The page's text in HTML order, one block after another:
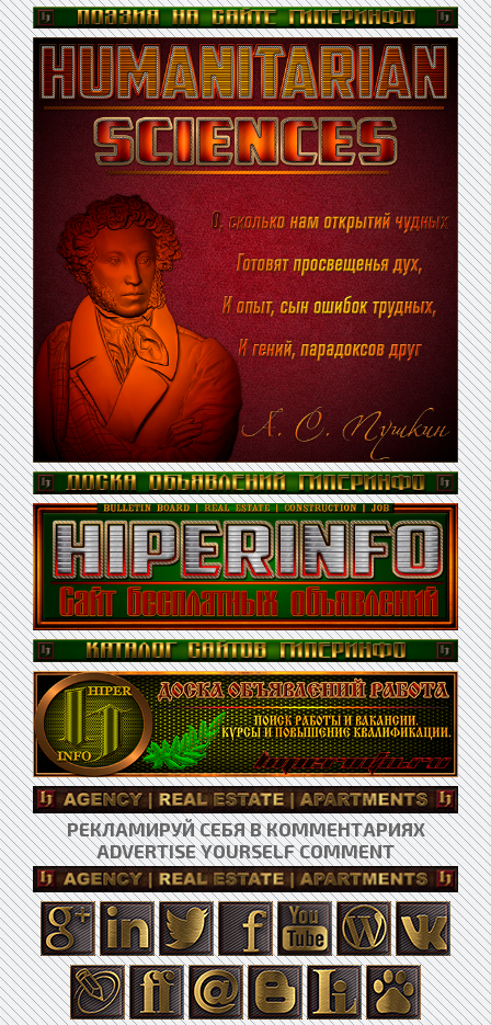
РЕКЛАМИРУЙ СЕБЯ В КОММЕНТАРИЯХ
ADVERTISE YOURSELF COMMENT